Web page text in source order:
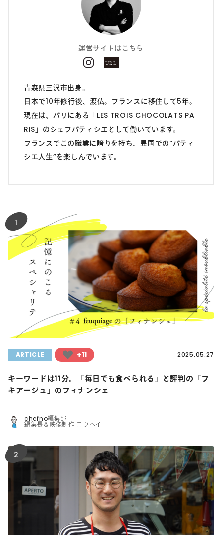
運営サイトはこちら
青森県三沢市出身。
日本で10年修行後、渡仏。フランスに移住して5年。
現在は、パリにある「LES TROIS CHOCOLATS PA
RIS」のシェフパティシエとして働いています。
フランスでこの職業に誇りを持ち、異国での“パティ
シエ人生”を楽しんでいます。
1
ARTICLE +11 2025.05.27
キーワードは11分。「毎日でも食べられる」と評判の「フ
キアージュ」のフィナンシェ
chefno編集部
編集長＆映像制作 コウヘイ
2